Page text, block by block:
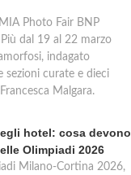
Photo Fair BNP
dal 19 al 22 marzo
indagato
sezioni curate e dieci
Malgara.
hotel: cosa devono
Olimpiadi 2026
Milano-Cortina 2026,